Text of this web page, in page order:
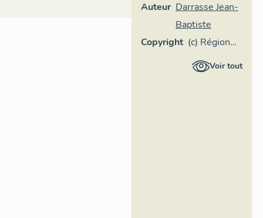
Auteur Darrasse Jean-
Baptiste
Copyright (c) Région
Pays de laVoir tout